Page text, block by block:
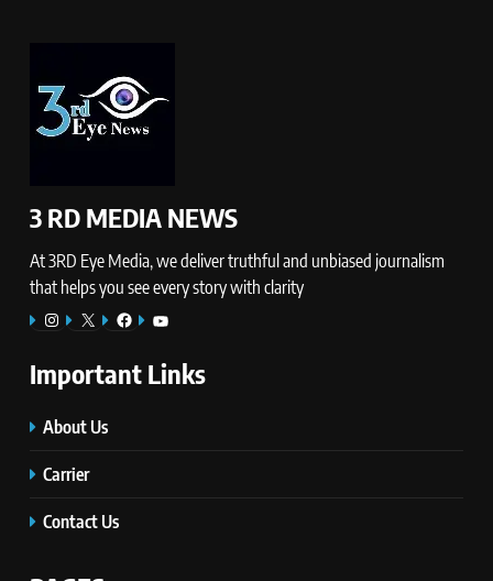
3 RD MEDIA NEWS
At 3RD Eye Media, we deliver truthful and unbiased journalism
that helps you see every story with clarity
Instagram
X Facebook
YouTube
Important Links
About Us
Carrier
Contact Us